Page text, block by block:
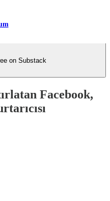
on Substack
Facebook,